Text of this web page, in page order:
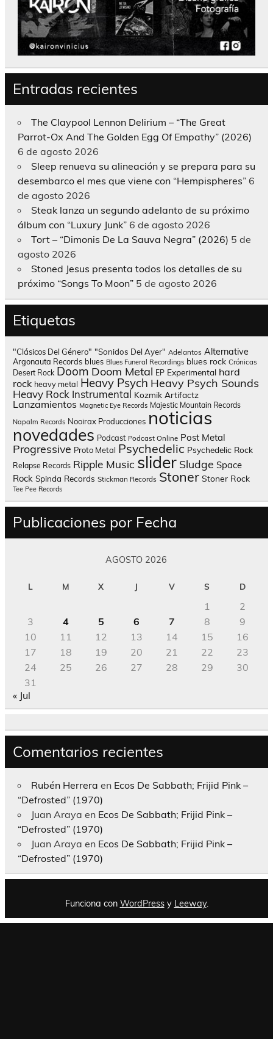
Entradas recientes
The Claypool Lennon Delirium – “The Great
Parrot-Ox And The Golden Egg Of Empathy” (2026)
6 de agosto 2026
Sleep renueva su alineación y se prepara para su
desembarco el mes que viene con “Hempispheres” 6
de agosto 2026
Steak lanza un segundo adelanto de su próximo
álbum con “Luxury Junk” 6 de agosto 2026
Tort – “Dimonis De La Sauva Negra” (2026) 5 de
agosto 2026
Stoned Jesus presenta todos los detalles de su
próximo “Songs To Moon” 5 de agosto 2026
Etiquetas
"Clásicos Del Género" "Sonidos Del Ayer" Adelantos Alternative
Argonauta Records blues Blues Funeral Recordings blues rock Crónicas
Desert Rock Doom Doom Metal EP Experimental hard
rock heavy metal Heavy Psych Heavy Psych Sounds
Heavy Rock Instrumental Kozmik Artifactz
Lanzamientos Magnetic Eye Records Majestic Mountain Records
Napalm Records Nooirax Producciones noticias
novedades Podcast Podcast Online Post Metal
Progressive Proto Metal Psychedelic Psychedelic Rock
Relapse Records Ripple Music slider Sludge Space
Rock Spinda Records Stickman Records Stoner Stoner Rock
Tee Pee Records
Publicaciones por Fecha
AGOSTO 2026
L M X J V S D
1
2
3
4 5 6 7 8
9
10
11 12 13 14 15
16
17
18 19 20 21 22
23
24
25 26 27 28 29
30
31
« Jul
Comentarios recientes
Rubén Herrera en Ecos De Sabbath; Frijid Pink –
“Defrosted” (1970)
Juan Araya en Ecos De Sabbath; Frijid Pink –
“Defrosted” (1970)
Juan Araya en Ecos De Sabbath; Frijid Pink –
“Defrosted” (1970)
Funciona con WordPressy Leeway.